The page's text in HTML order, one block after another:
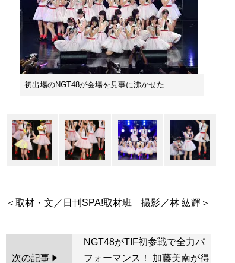
初出場のNGT48が会場を見事に沸かせた
次の記事
NGT48がTIF初参戦で全力パ
フォーマンス！ 加藤美南が得